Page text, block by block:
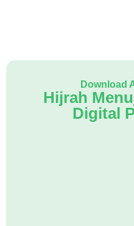
Download
Hijrah
Digital